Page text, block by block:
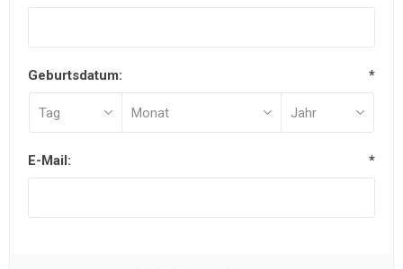
Geburtsdatum: *
E-Mail: *